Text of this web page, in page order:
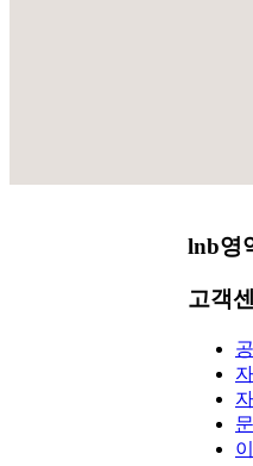
lnb영
고객